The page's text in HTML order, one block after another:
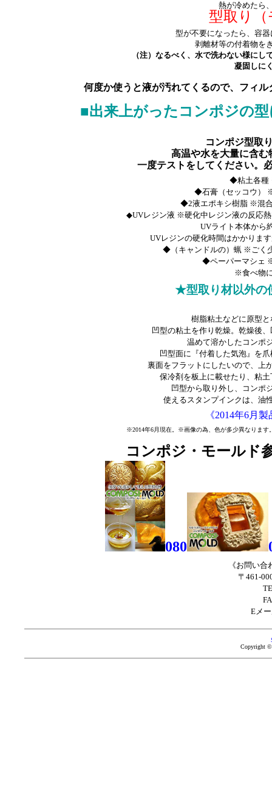
熱が冷めたら
型取り
型が不要になったら、容
剥離材等の付着物を
（注）なるべく、水で洗わない様に
凝固しに
何度か使うと液が汚れてくるので、フィ
■出来上がったコンポジの
コンポジ型取
高温や水を大量に含
一度テストをしてください。
◆粘土各種
◆石膏（セッコウ）
◆2液エポキシ樹脂 ※混
◆UVレジン液 ※硬化中レジン液の反応
UVライト本体から
UVレジンの硬化時間はかかりま
◆（キャンドルの）蝋 ※ごく
◆ペーパーマシェ
※食べ物
★型取り材以外の
樹脂粘土などに原型
凹型の粘土を作り乾燥。乾燥後
温めて溶かしたコンポ
凹型面に『付着した気泡』を
裏面をフラットにしたいので、上
保冷剤を板上に載せたり、粘
凹型から取り外し、コンポ
使えるスタンプインクは、油
《2014年6月
※2014年6月現在。※画像の為、色が多少異なります
コンポジ・モールド
080
《お問い合
〒461-
Eメ
Copyright ©